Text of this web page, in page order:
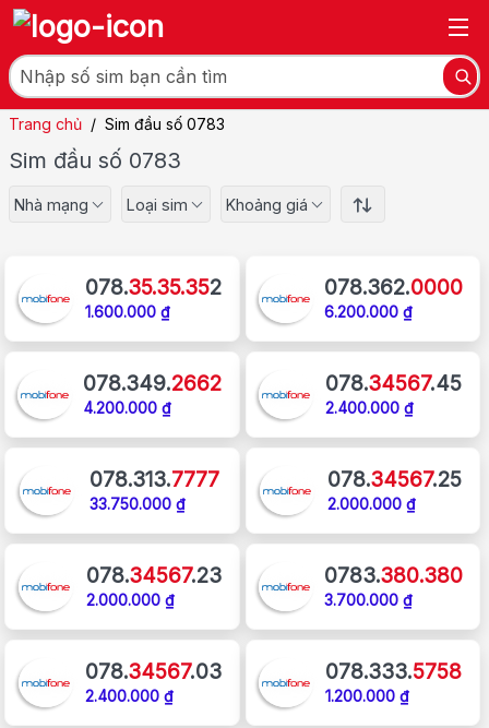
Trang chủ / Sim đầu số 0783
Sim đầu số 0783
Nhà mạng Loại sim Khoảng giá
078.35.35.352
1.600.000 ₫
078.362.0000
6.200.000 ₫
078.349.2662
4.200.000 ₫
078.34567.45
2.400.000 ₫
078.313.7777
33.750.000 ₫
078.34567.25
2.000.000 ₫
078.34567.23
2.000.000 ₫
0783.380.380
3.700.000 ₫
078.34567.03
2.400.000 ₫
078.333.5758
1.200.000 ₫